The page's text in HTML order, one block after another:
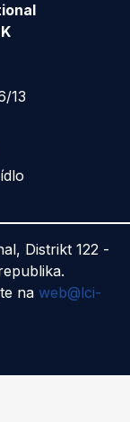
13
Distrikt 122 -
na web@lci-